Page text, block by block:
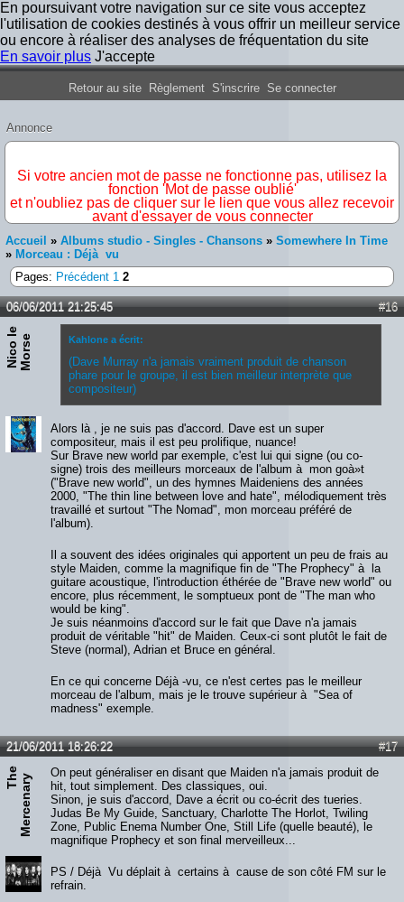
En poursuivant votre navigation sur ce site vous acceptez
l'utilisation de cookies destinés à vous offrir un meilleur service
ou encore à réaliser des analyses de fréquentation du site
En savoir plus J'accepte
Forum Iron Maiden France
Retour au site Règlement S'inscrire Se connecter
Annonce
Si votre ancien mot de passe ne fonctionne pas, utilisez la
fonction 'Mot de passe oublié'
et n'oubliez pas de cliquer sur le lien que vous allez recevoir
avant d'essayer de vous connecter
Accueil » Albums studio - Singles - Chansons » Somewhere In Time
» Morceau : Déjà vu
Pages: Précédent 1 2
#16
06/06/2011 21:25:45
N
i
c
ol
e
M
o
r
se Kahlone a écrit:
(Dave Murray n'a jamais vraiment produit de chanson
phare pour le groupe, il est bien meilleur interprète que
compositeur)
Alors là , je ne suis pas d'accord. Dave est un super
compositeur, mais il est peu prolifique, nuance!
Sur Brave new world par exemple, c'est lui qui signe (ou co-
signe) trois des meilleurs morceaux de l'album à mon goà»t
("Brave new world", un des hymnes Maideniens des années
2000, "The thin line between love and hate", mélodiquement très
travaillé et surtout "The Nomad", mon morceau préféré de
l'album).
Il a souvent des idées originales qui apportent un peu de frais au
style Maiden, comme la magnifique fin de "The Prophecy" à la
guitare acoustique, l'introduction éthérée de "Brave new world" ou
encore, plus récemment, le somptueux pont de "The man who
would be king".
Je suis néanmoins d'accord sur le fait que Dave n'a jamais
produit de véritable "hit" de Maiden. Ceux-ci sont plutôt le fait de
Steve (normal), Adrian et Bruce en général.
En ce qui concerne Déjà -vu, ce n'est certes pas le meilleur
morceau de l'album, mais je le trouve supérieur à "Sea of
madness" exemple.
#17
21/06/2011 18:26:22
T h
e
M
e
r
c
e
n
a
r y
On peut généraliser en disant que Maiden n'a jamais produit de
hit, tout simplement. Des classiques, oui.
Sinon, je suis d'accord, Dave a écrit ou co-écrit des tueries.
Judas Be My Guide, Sanctuary, Charlotte The Horlot, Twiling
Zone, Public Enema Number One, Still Life (quelle beauté), le
magnifique Prophecy et son final merveilleux...
PS / Déjà Vu déplait à certains à cause de son côté FM sur le
refrain.